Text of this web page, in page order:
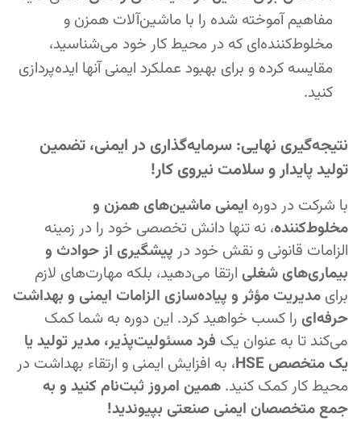
مفاهیم آموخته شده را با ماشین‌آلات همزن و
مخلوط‌کننده‌ای که در محیط کار خود می‌شناسید،
مقایسه کرده و برای بهبود عملکرد ایمنی آنها ایده‌پردازی
کنید.
نتیجه‌گیری نهایی: سرمایه‌گذاری در ایمنی، تضمین
تولید پایدار و سلامت نیروی کار!
با شرکت در دوره ایمنی ماشین‌های همزن و
مخلوط‌کننده، نه تنها دانش تخصصی خود را در زمینه
الزامات قانونی و نقش خود در پیشگیری از حوادث و
بیماری‌های شغلی ارتقا می‌دهید، بلکه مهارت‌های لازم
برای مدیریت مؤثر و پیاده‌سازی الزامات ایمنی و بهداشت
حرفه‌ای را کسب خواهید کرد. این دوره به شما کمک
می‌کند تا به عنوان یک فرد مسئولیت‌پذیر، مدیر تولید یا
یک متخصص HSE
، به افزایش ایمنی و ارتقاء بهداشت در
محیط کار کمک کنید. همین امروز ثبت‌نام کنید و به
جمع متخصصان ایمنی صنعتی بپیوندید!